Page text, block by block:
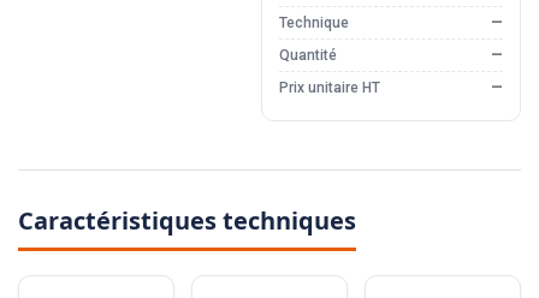
Technique
—
Quantité
—
Prix unitaire HT
—
Caractéristiques techniques